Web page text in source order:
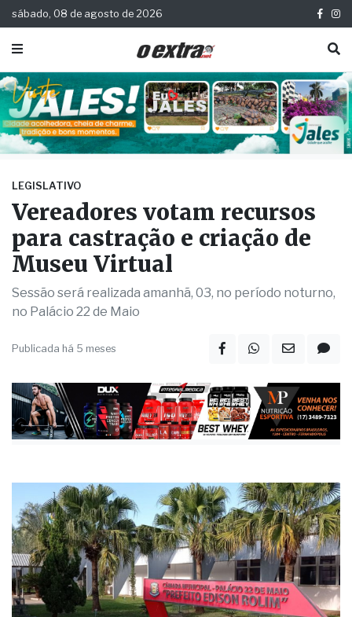
sábado, 08 de agosto de 2026
LEGISLATIVO
Vereadores votam recursos
para castração e criação de
Museu Virtual
Sessão será realizada amanhã, 03, no período noturno,
no Palácio 22 de Maio
Publicada há 5 meses